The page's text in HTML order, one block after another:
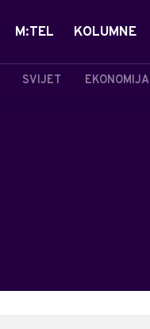
SVIJET EKONOMIJA
M:TEL KOLUMNE